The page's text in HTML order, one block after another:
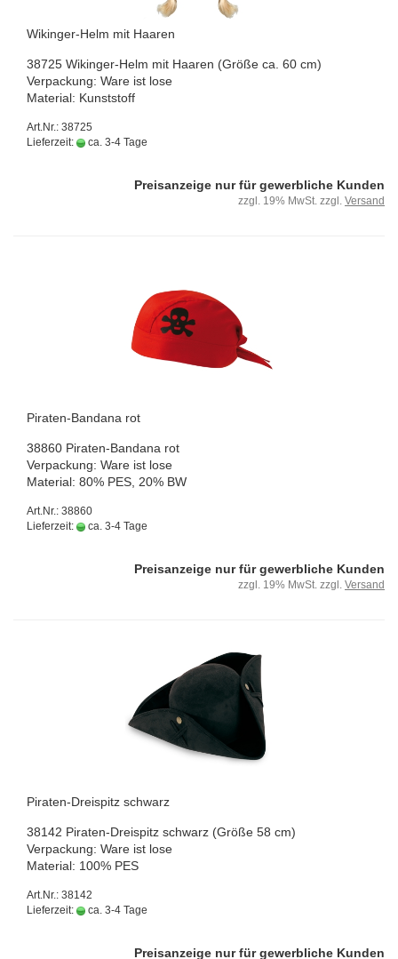
Wikinger-​​Helm mit Haa­ren
38725 Wikinger-​Helm mit Haa­ren (Größe ca. 60 cm)
Ver­pa­ckung: Ware ist lose
Ma­te­ri­al: Kunst­stoff
Art.Nr.: 38725
Lieferzeit:
ca. 3-4 Tage
Preisanzeige nur für gewerbliche Kunden
zzgl. 19% MwSt. zzgl. Versand
Piraten-​​Banda­na rot
38860 Piraten-​Bandana rot
Ver­pa­ckung: Ware ist lose
Ma­te­ri­al: 80% PES, 20% BW
Art.Nr.: 38860
Lieferzeit:
ca. 3-4 Tage
Preisanzeige nur für gewerbliche Kunden
zzgl. 19% MwSt. zzgl. Versand
Piraten-​​Drei­spitz schwarz
38142 Piraten-​Dreispitz schwarz (Größe 58 cm)
Ver­pa­ckung: Ware ist lose
Ma­te­ri­al: 100% PES
Art.Nr.: 38142
Lieferzeit:
ca. 3-4 Tage
Preisanzeige nur für gewerbliche Kunden